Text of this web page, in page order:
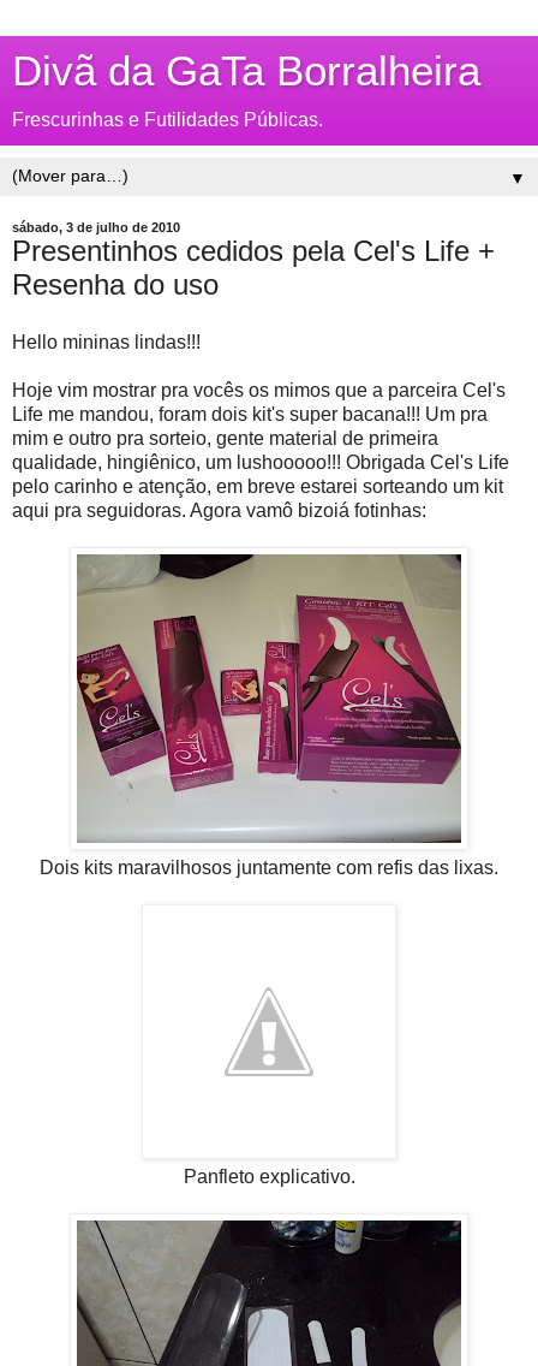
Divã da GaTa Borralheira
Frescurinhas e Futilidades Públicas.
▼
sábado, 3 de julho de 2010
Presentinhos cedidos pela Cel's Life +
Resenha do uso
Hello mininas lindas!!!
Hoje vim mostrar pra vocês os mimos que a parceira Cel's
Life me mandou, foram dois kit's super bacana!!! Um pra
mim e outro pra sorteio, gente material de primeira
qualidade, hingiênico, um lushooooo!!! Obrigada Cel's Life
pelo carinho e atenção, em breve estarei sorteando um kit
aqui pra seguidoras. Agora vamô bizoiá fotinhas:
Dois kits maravilhosos juntamente com refis das lixas.
Panfleto explicativo.